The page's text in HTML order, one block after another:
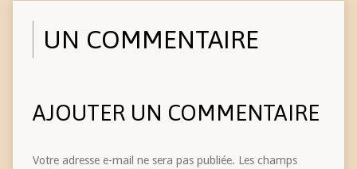
UN COMMENTAIRE
AJOUTER UN COMMENTAIRE
Votre adresse e-mail ne sera pas publiée. Les champs